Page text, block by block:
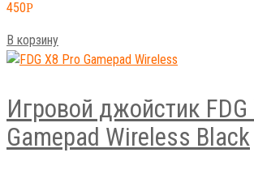
450Р
В корзину
Игровой джойстик FDG
Gamepad Wireless Black